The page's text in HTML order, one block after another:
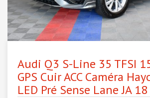
Audi Q3 S-Line 35 TFSI
GPS Cuir ACC Caméra
LED Pré Sense Lane JA 18